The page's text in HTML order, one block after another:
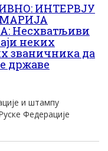
ИНТЕРВЈУ
МАРИЈА
Несхватљиви
неких
званичника да
државе
и штампу
Федерације